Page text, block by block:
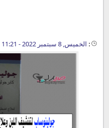
: الخميس, 8 سبتمبر 2022 - 11:21 م